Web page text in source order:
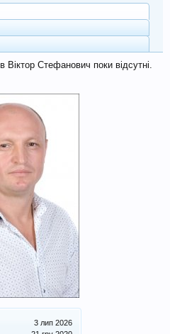
3 лип 2026
Віктор Стефанович поки відсутні.